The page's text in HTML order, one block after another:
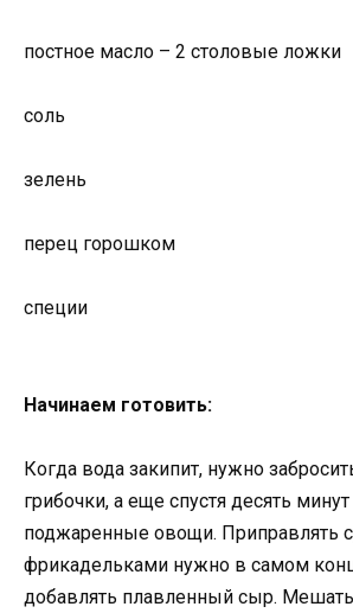
постное масло – 2 столовые ложки
соль
зелень
перец горошком
специи
Начинаем готовить:
Когда вода закипит, нужно
грибочки, а еще спустя десять
поджаренные овощи. Приправлять
фрикадельками нужно в самом
добавлять плавленный сыр.